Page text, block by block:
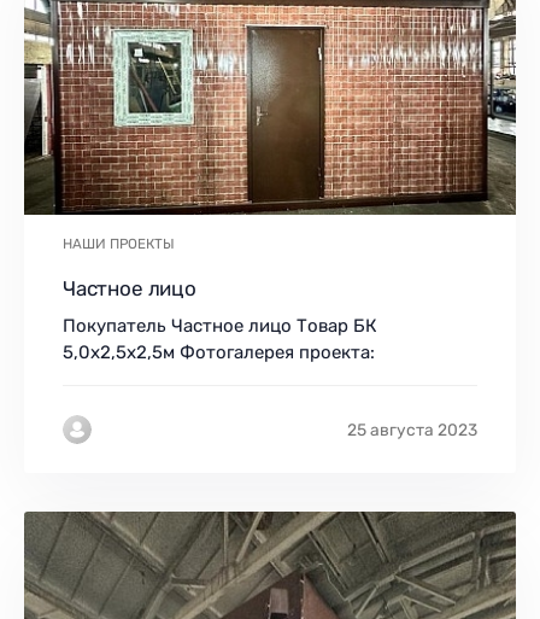
НАШИ ПРОЕКТЫ
Частное лицо
Покупатель Частное лицо Товар БК
5,0х2,5х2,5м Фотогалерея проекта:
25 августа 2023